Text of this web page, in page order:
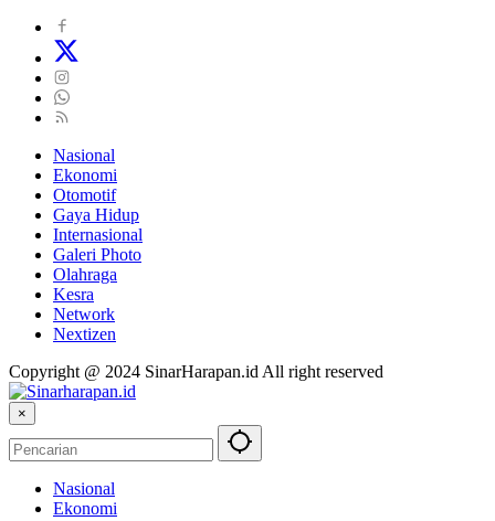
Nasional
Ekonomi
Otomotif
Gaya Hidup
Internasional
Galeri Photo
Olahraga
Kesra
Network
Nextizen
Copyright @ 2024 SinarHarapan.id All right reserved
×
Nasional
Ekonomi